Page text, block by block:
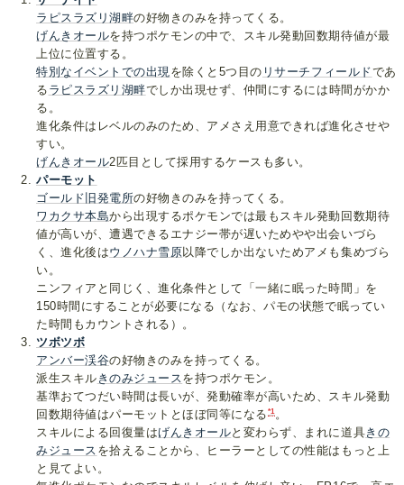
ラピスラズリ湖畔の好物きのみを持ってくる。
げんきオールを持つポケモンの中で、スキル発動回数期待値が最
上位に位置する。
特別なイベントでの出現 を除くと5つ目の リサーチフィールドであ
る ラピスラズリ湖畔でしか出現せず、仲間にするには時間がかか
る。
進化条件はレベルのみのため、アメさえ用意できれば進化させや
すい。
げんきオール2匹目として採用するケースも多い。
パーモット
ゴールド旧発電所の好物きのみを持ってくる。
ワカクサ本島から出現するポケモンでは最もスキル発動回数期待
値が高いが、遭遇できるエナジー帯が遅いためやや出会いづら
く、進化後はウノハナ雪原以降でしか出ないためアメも集めづら
い。
ニンフィアと同じく、進化条件として「一緒に眠った時間」を
150時間にすることが必要になる（なお、パモの状態で眠ってい
た時間もカウントされる）。
ツボツボ
アンバー渓谷の好物きのみを持ってくる。
派生スキル きのみジュース を持つポケモン。
基準おてつだい時間は長いが、発動確率が高いため、スキル発動
回数期待値はパーモットとほぼ同等になる *1。
スキルによる回復量はげんきオールと変わらず、まれに道具きの
みジュース を拾えることから、ヒーラーとしての性能はもっと上
と見てよい。